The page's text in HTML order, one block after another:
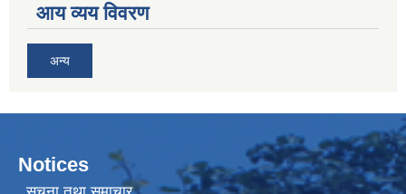
आय व्यय विवरण
अन्य
Notices